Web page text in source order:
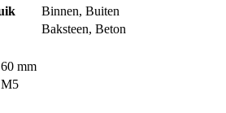
Binnen, Buiten
Baksteen, Beton
60 mm
M5